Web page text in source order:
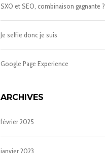
SXO et SEO, combinaison gagnante ?
Je selfie donc je suis
Google Page Experience
ARCHIVES
février 2025
janvier 2023